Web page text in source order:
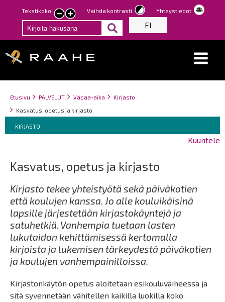
Hyppää
pääsisältöön
Tekstikoko
Pienennä
tekstin
kokoa
Suurenna
tekstin
kokoa
Vaihda kontrasti Yhteystiedot
FI
Breadcrumbs
You
are
Etusivu PALVELUT Vapaa-aika
Kirjasto
Kasvatus, opetus ja kirjasto
Breadcrumbs
You
are
KIRJASTO
Kuuntele
Kasvatus, opetus ja kirjasto
Kirjasto tekee yhteistyötä sekä päiväkotien
että koulujen kanssa. Jo alle kouluikäisinä
lapsille järjestetään kirjastokäyntejä ja
satuhetkiä. Vanhempia tuetaan lasten
lukutaidon kehittämisessä kertomalla
kirjoista ja lukemisen tärkeydestä päiväkotien
ja koulujen vanhempainilloissa.
Kirjastonkäytön opetus aloitetaan esikouluvaiheessa ja
sitä syvennetään vähitellen kaikilla luokilla koko